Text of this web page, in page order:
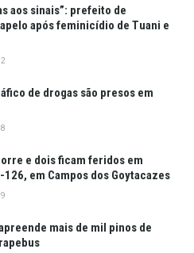
aos sinais”: prefeito de
após feminicídio de Tuani e
de drogas são presos em
e dois ficam feridos em
em Campos dos Goytacazes
mais de mil pinos de